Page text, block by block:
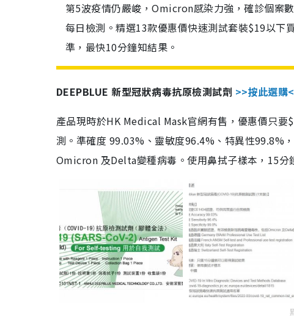
第5波疫情仍嚴峻，Omicron感染力強，確診個案
每日檢測。精選13款優惠價快速測試套裝$19以下
準，最快10分鐘知結果。
DEEPBLUE 新型冠狀病毒抗原檢測試劑 >>按此選購
產品現時於HK Medical Mask官網有售，優惠價只
測。準確度 99.03%、靈敏度96.4%、特異性99.8%
Omicron 及Delta變種病毒。使用鼻拭子樣本，15分